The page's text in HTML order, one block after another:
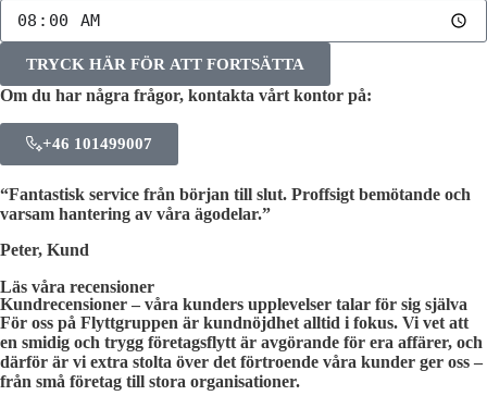
TRYCK HÄR FÖR ATT FORTSÄTTA
Om du har några frågor, kontakta vårt kontor på:
+46 101499007
“Fantastisk service från början till slut. Proffsigt bemötande och
varsam hantering av våra ägodelar.”
Peter, Kund
Läs våra recensioner
Kundrecensioner – våra kunders upplevelser talar för sig själva
För oss på Flyttgruppen är kundnöjdhet alltid i fokus. Vi vet att
en smidig och trygg företagsflytt är avgörande för era affärer, och
därför är vi extra stolta över det förtroende våra kunder ger oss –
från små företag till stora organisationer.